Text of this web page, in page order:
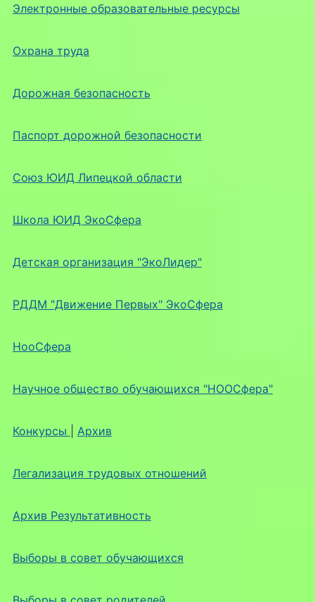
Электронные образовательные ресурсы
Охрана труда
Дорожная безопасность
Паспорт дорожной безопасности
Союз ЮИД Липецкой области
Школа ЮИД ЭкоСфера
Детская организация "ЭкоЛидер"
РДДМ "Движение Первых" ЭкоСфера
НооСфера
Научное общество обучающихся "НООСфера"
Конкурсы Архив
Легализация трудовых отношений
Архив Результативность
Выборы в совет обучающихся